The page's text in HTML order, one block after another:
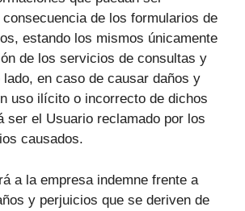
de los formularios de
estando los mismos únicamente
de los servicios de consultas y
en caso de causar daños y
uso ilícito o incorrecto de dichos
ser el Usuario reclamado por los
causados.
a la empresa indemne frente a
y perjuicios que se deriven de